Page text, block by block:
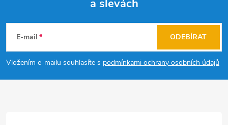
p
a
a slevách
E-mail
Vložením e-mailu souhlasíte s podmínkami ochrany osobních údajů
ODEBÍRAT